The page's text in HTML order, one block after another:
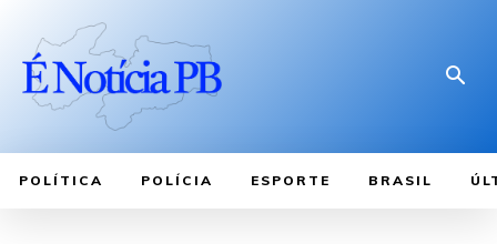
POLÍTICA POLÍCIA ESPORTE BRASIL